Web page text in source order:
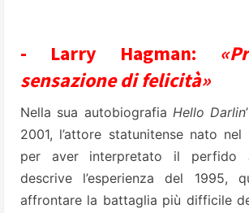
- Larry Hagman:
sensazione di felicità»
Nella sua autobiografia Hello Darlin
2001, l’attore statunitense nato nel
per aver interpretato il perfido
descrive l’esperienza del 1995,
affrontare la battaglia più difficile